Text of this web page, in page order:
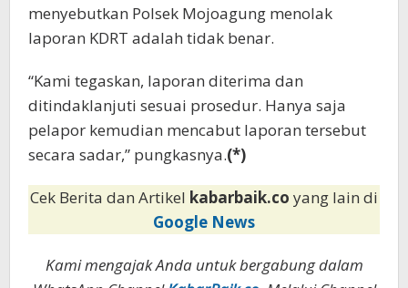
menyebutkan Polsek Mojoagung menolak
laporan KDRT adalah tidak benar.
“Kami tegaskan, laporan diterima dan
ditindaklanjuti sesuai prosedur. Hanya saja
pelapor kemudian mencabut laporan tersebut
secara sadar,” pungkasnya.(*)
Cek Berita dan Artikel kabarbaik.co yang lain di
Google News
Kami mengajak Anda untuk bergabung dalam